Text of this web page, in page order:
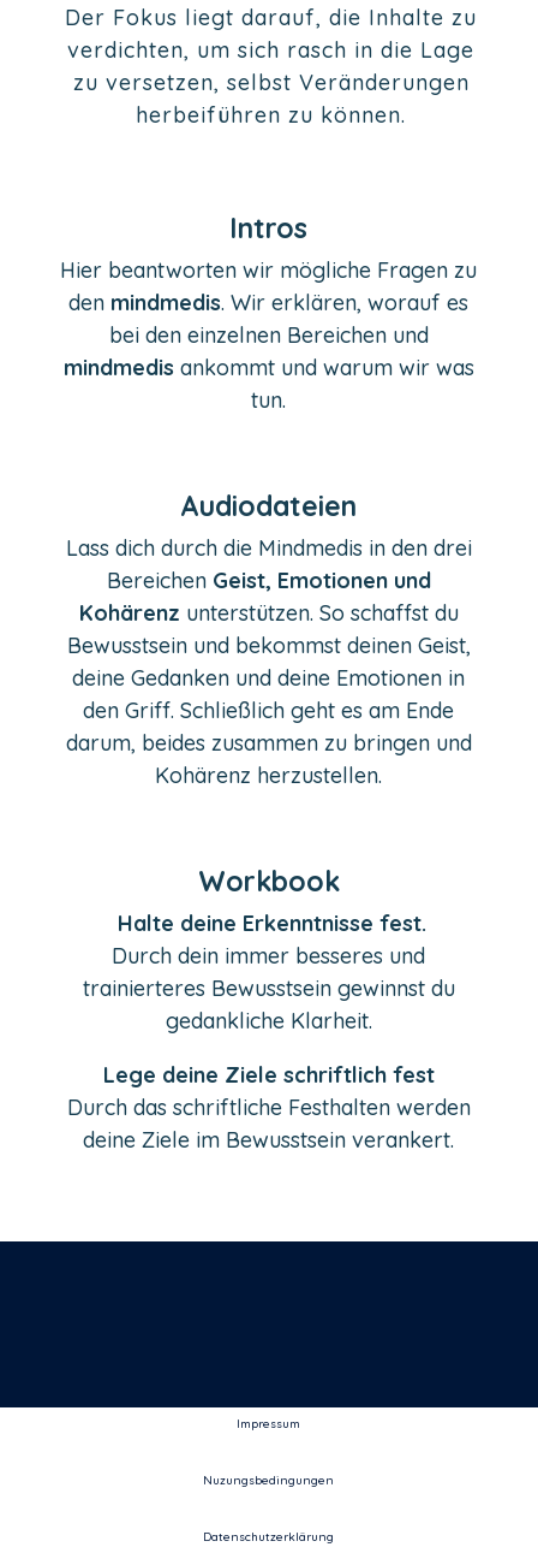
Der Fokus liegt darauf, die Inhalte zu
verdichten, um sich rasch in die Lage
zu versetzen, selbst Veränderungen
herbeiführen zu können.
Intros
Hier beantworten wir mögliche Fragen zu
den mindmedis. Wir erklären, worauf es
bei den einzelnen Bereichen und
mindmedis ankommt und warum wir was
tun.
Audiodateien
Lass dich durch die Mindmedis in den drei
Bereichen Geist, Emotionen und
Kohärenz unterstützen. So schaffst du
Bewusstsein und bekommst deinen Geist,
deine Gedanken und deine Emotionen in
den Griff. Schließlich geht es am Ende
darum, beides zusammen zu bringen und
Kohärenz herzustellen.
Workbook
Halte deine Erkenntnisse fest.
Durch dein immer besseres und
trainierteres Bewusstsein gewinnst du
gedankliche Klarheit.
Lege deine Ziele schriftlich fest
Durch das schriftliche Festhalten werden
deine Ziele im Bewusstsein verankert.
Impressum
Nuzungsbedingungen
Datenschutzerklärung